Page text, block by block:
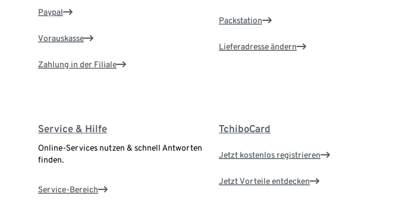
Paypal
Vorauskasse
Zahlung in der Filiale
Packstation
Lieferadresse ändern
Service & Hilfe
Online-Services nutzen & schnell Antworten
finden.
Service-Bereich
TchiboCard
Jetzt kostenlos registrieren
Jetzt Vorteile entdecken